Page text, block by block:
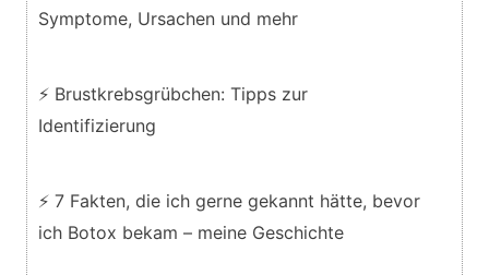
Symptome, Ursachen und mehr
⚡ Brustkrebsgrübchen: Tipps zur
Identifizierung
⚡ 7 Fakten, die ich gerne gekannt hätte, bevor
ich Botox bekam – meine Geschichte